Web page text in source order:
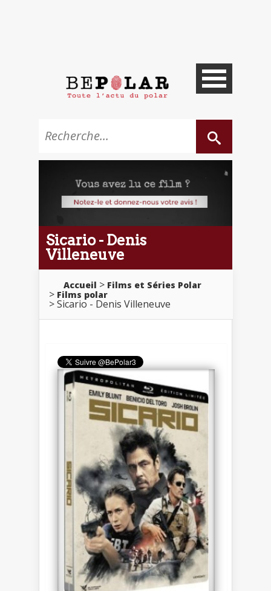
Sicario - Denis
Villeneuve
Accueil
Films et Séries Polar
Films polar
Sicario - Denis Villeneuve